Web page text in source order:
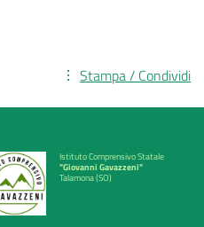
Stampa / Condividi
Istituto Comprensivo Statale
"Giovanni Gavazzeni"
Talamona (SO)